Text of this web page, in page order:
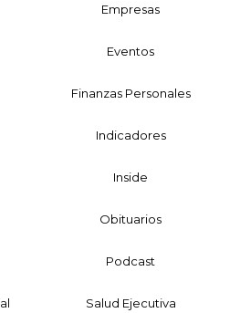
Empresas
Eventos
Finanzas Personales
Indicadores
Inside
Obituarios
Podcast
Salud Ejecutiva